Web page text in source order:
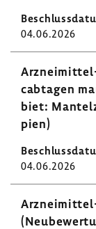
04.06.2026
cabtagen
biet:
pien)
04.06.2026